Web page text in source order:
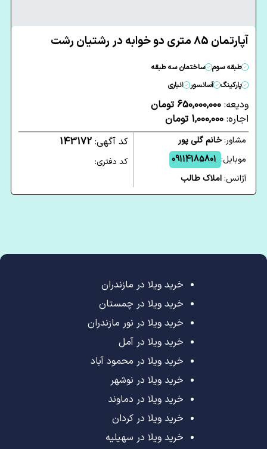
آپارتمان 85 متری دو خوابه در رشتیان رشت
طبقه سوم
ساختمان سه طبقه
پارکینگ
آسانسور انباری
ودیعه: 650,000,000 تومان
اجاره: 1,000,000 تومان
مشاور:خانم گلی پور
موبایل: 09114185801
آژانس:املاک طالب
کد آگهی: 143172
کد دفتری:
خرید ویلا در مازندران
خرید ویلا در چمستان
خرید ویلا در نور مازندران
خرید ویلا در آمل
خرید ویلا در محمود آباد
خرید ویلا در نوشهر
خرید ویلا در دماوند
خرید ویلا در کردان
خرید ویلا در سهیلیه